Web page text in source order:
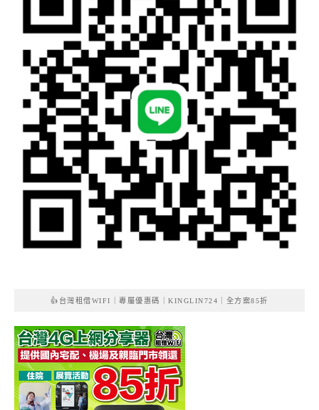
👍台灣租借WIFI｜專屬優惠碼｜KINGLIN724｜全方案85折